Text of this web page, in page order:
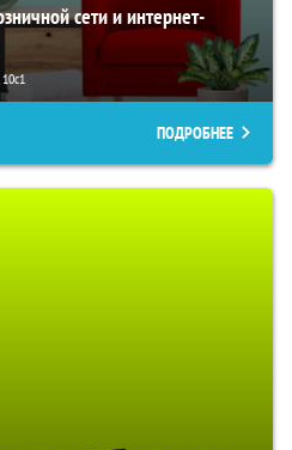
сети и интернет-
ПОДРОБНЕЕ